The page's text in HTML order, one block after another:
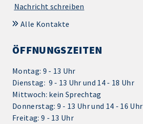
Nachricht schreiben
Alle Kontakte
ÖFFNUNGSZEITEN
Montag: 9 - 13 Uhr
Dienstag: 9 - 13 Uhr und 14 - 18 Uhr
Mittwoch: kein Sprechtag
Donnerstag: 9 - 13 Uhr und 14 - 16 Uhr
Freitag: 9 - 13 Uhr